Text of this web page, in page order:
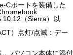
Cポートを装備した
10.12（Sierra）以
）点灯/点滅：デー
。パソコン本体に添付